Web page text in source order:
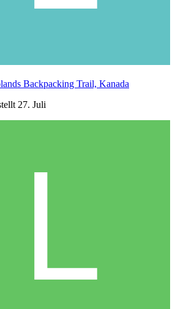
Backpacking Trail, Kanada
27. Juli